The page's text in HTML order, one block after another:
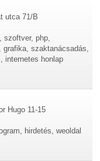
utca 71/B
szoftver, php,
grafika, szaktanácsadás,
internetes honlap
Hugo 11-15
hirdetés, weoldal